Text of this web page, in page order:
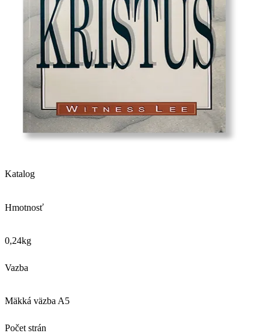
Katalog
Hmotnosť
0,24kg
Vazba
Mäkká väzba A5
Počet strán